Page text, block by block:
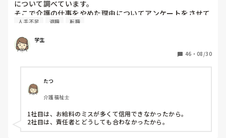
らあかんよ(笑)」と言われるほど(笑)
年齢や認知症の事を考えても、嵐のメンバー3人とキムタク
が誰と結婚したのか覚えていた事に驚きながらも嬉しかった
について調べています。
そこで介護の仕事をやめた理由についてアンケートをさせて
いただきたいです。(賃金が低い、重労働、人間関係など)
などでも教えていただけると助かります。
ご協力お願いします🙇🏻‍♀️
人手不足 退職 転職
学生
46 ・ 08/30
たつ
介護福祉士
1社目は、お給料のミスが多くて信用できなかったから。
2社目は、責任者とどうしても合わなかったから。